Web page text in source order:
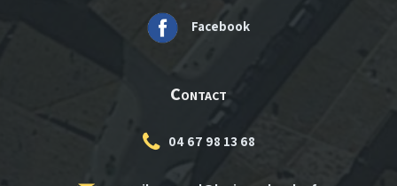
Facebook
Contact
04 67 98 13 68